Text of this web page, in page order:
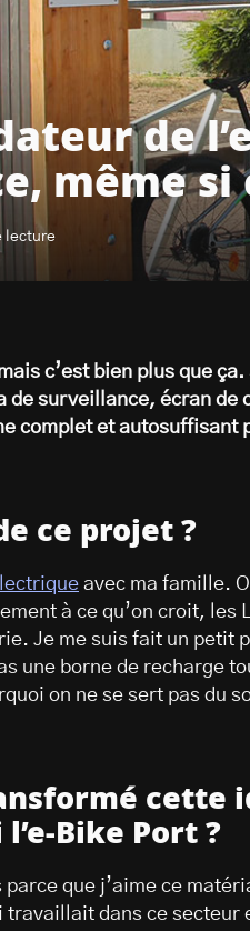
de
même
lecture
c’est bien plus que
de surveillance, écran de
complet et autosuffisant
ce projet ?
avec ma famille.
à ce qu’on croit, les
Je me suis fait un petit
une borne de recharge
on ne se sert pas du
cette
Bike Port ?
que j’aime ce
travaillait dans ce secteur